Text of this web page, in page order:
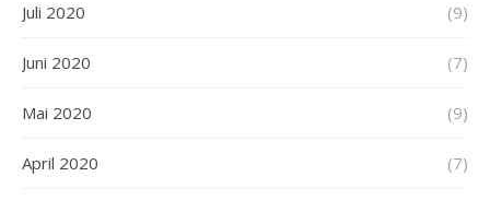
Juli 2020 (9)
Juni 2020 (7)
Mai 2020 (9)
April 2020 (7)